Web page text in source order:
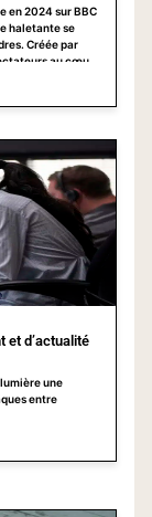
en 2024 sur BBC
haletante se
Créée par
au cœur
et d’actualité
une
entre